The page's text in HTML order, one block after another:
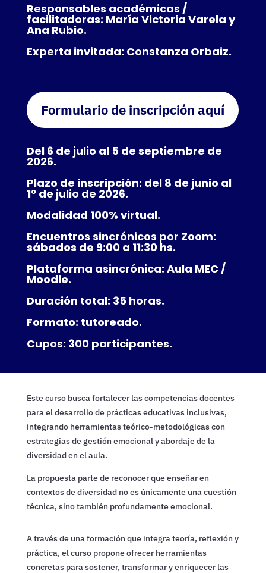
Responsables académicas /
facilitadoras: María Victoria Varela y
Ana Rubio.
Experta invitada: Constanza Orbaiz.
Formulario de inscripción aquí
Del 6 de julio al 5 de septiembre de
2026.
Plazo de inscripción: del 8 de junio al
1º de julio de 2026.
Modalidad 100% virtual.
Encuentros sincrónicos por Zoom:
sábados de 9:00 a 11:30 hs.
Plataforma asincrónica: Aula MEC /
Moodle.
Duración total: 35 horas.
Formato: tutoreado.
Cupos: 300 participantes.
Este curso busca fortalecer las competencias docentes
para el desarrollo de prácticas educativas inclusivas,
integrando herramientas teórico-metodológicas con
estrategias de gestión emocional y abordaje de la
diversidad en el aula.
La propuesta parte de reconocer que enseñar en
contextos de diversidad no es únicamente una cuestión
técnica, sino también profundamente emocional.
A través de una formación que integra teoría, reflexión y
práctica, el curso propone ofrecer herramientas
concretas para sostener, transformar y enriquecer las